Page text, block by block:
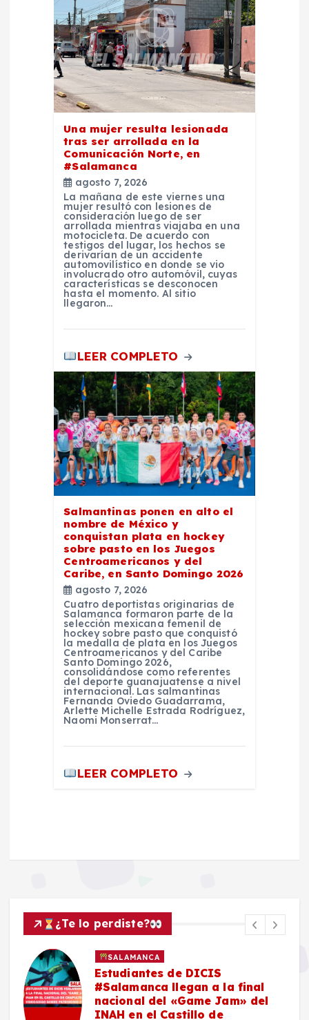
Una mujer resulta lesionada
tras ser arrollada en la
Comunicación Norte, en
#Salamanca
agosto 7, 2026
La mañana de este viernes una
mujer resultó con lesiones de
consideración luego de ser
arrollada mientras viajaba en una
motocicleta. De acuerdo con
testigos del lugar, los hechos se
derivarían de un accidente
automovilístico en donde se vio
involucrado otro automóvil, cuyas
características se desconocen
hasta el momento. Al sitio
llegaron…
LEER COMPLETO
Salmantinas ponen en alto el
nombre de México y
conquistan plata en hockey
sobre pasto en los Juegos
Centroamericanos y del
Caribe, en Santo Domingo 2026
agosto 7, 2026
Cuatro deportistas originarias de
Salamanca formaron parte de la
selección mexicana femenil de
hockey sobre pasto que conquistó
la medalla de plata en los Juegos
Centroamericanos y del Caribe
Santo Domingo 2026,
consolidándose como referentes
del deporte guanajuatense a nivel
internacional. Las salmantinas
Fernanda Oviedo Guadarrama,
Arlette Michelle Estrada Rodríguez,
Naomi Monserrat…
LEER COMPLETO
¿Te lo perdiste?
SALAMANCA
Estudiantes de DICIS
#Salamanca llegan a la final
nacional del «Game Jam» del
INAH en el Castillo de